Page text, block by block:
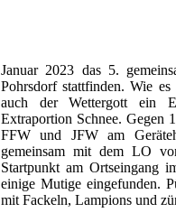
Januar 2023 das 5.
Pohrsdorf stattfinden. Wie
auch der Wettergott ein
Extraportion Schnee. Gegen
FFW und JFW am
gemeinsam mit dem LO
Startpunkt am Ortseingang
einige Mutige eingefunden.
mit Fackeln, Lampions und